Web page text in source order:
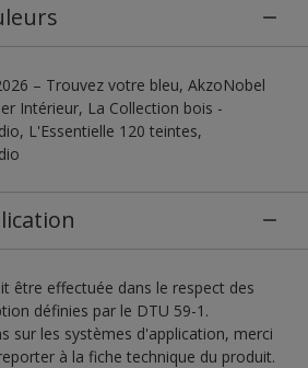
– Trouvez votre bleu, AkzoNobel
Intérieur, La Collection bois -
L'Essentielle 120 teintes,
être effectuée dans le respect des
définies par le DTU 59-1.
sur les systèmes d'application, merci
à la fiche technique du produit.